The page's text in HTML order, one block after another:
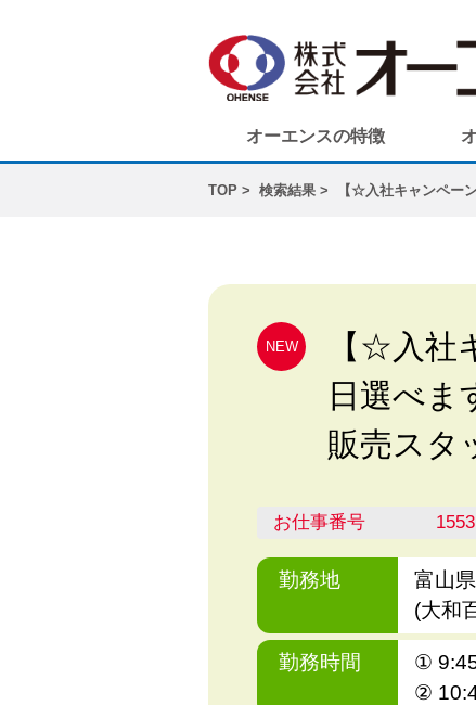
オーエンスの特徴
TOP 検索結果 【☆入社キャンペー
NEW
【☆入社
日選べま
販売スタ
お仕事番号 1553
勤務地
富山
(大和
勤務時間
①
②